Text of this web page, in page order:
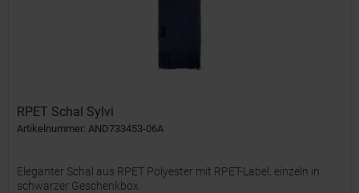
RPET Schal Sylvi
Artikelnummer: AND733453-06A
Eleganter Schal aus RPET Polyester mit RPET-Label, einzeln in
schwarzer Geschenkbox.